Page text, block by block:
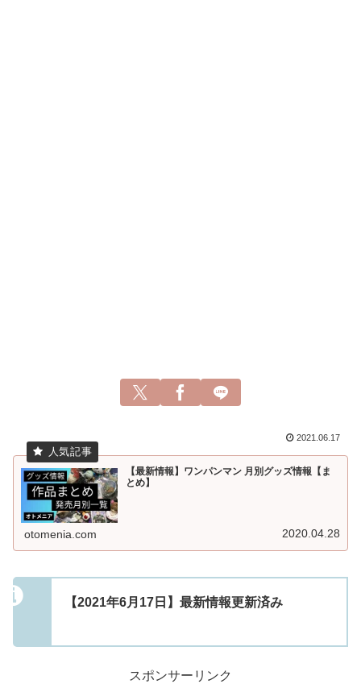
2021.06.17
【最新情報】ワンパンマン 月別グッズ情報【ま
とめ】
otomenia.com 2020.04.28
【2021年6月17日】最新情報更新済み
スポンサーリンク